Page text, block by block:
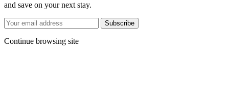
and save on your next stay.
Subscribe
Continue browsing site